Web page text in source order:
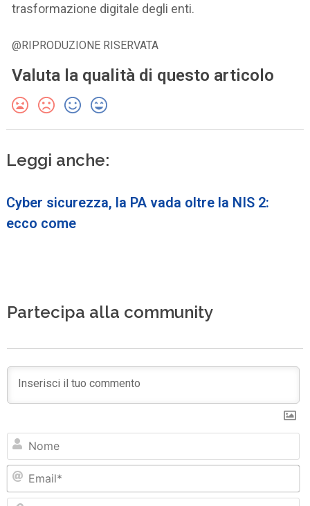
trasformazione digitale degli enti.
@RIPRODUZIONE RISERVATA
Valuta la qualità di questo articolo
Leggi anche:
Cyber sicurezza, la PA vada oltre la NIS 2:
ecco come
Partecipa alla community